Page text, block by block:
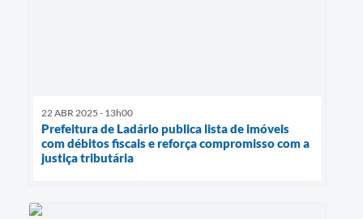
22 ABR 2025 - 13h00
Prefeitura de Ladário publica lista de imóveis
com débitos fiscais e reforça compromisso com a
justiça tributária